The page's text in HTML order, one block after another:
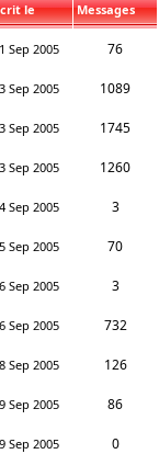
le Messages
Sep 2005 76
Sep 2005 1089
Sep 2005 1745
Sep 2005 1260
Sep 2005 3
Sep 2005 70
Sep 2005 3
Sep 2005 732
Sep 2005 126
Sep 2005 86
Sep 2005 0